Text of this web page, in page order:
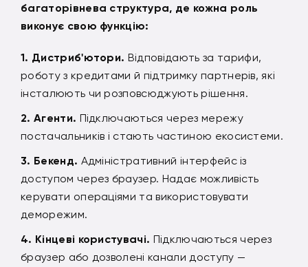
багаторівнева структура, де кожна роль
виконує свою функцію:
Дистриб'ютори. Відповідають за тарифи,
роботу з кредитами й підтримку партнерів, які
інсталюють чи розповсюджують рішення.
Агенти. Підключаються через мережу
постачальників і стають частиною екосистеми.
Бекенд. Адміністративний інтерфейс із
доступом через браузер. Надає можливість
керувати операціями та використовувати
деморежим.
Кінцеві користувачі. Підключаються через
браузер або дозволені канали доступу —